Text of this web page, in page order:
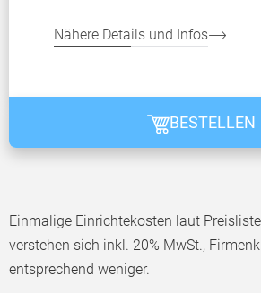
Nähere Details und Infos
BESTELLEN
Einmalige Einrichtekosten laut
verstehen sich inkl. 20% MwSt.,
entsprechend weniger.